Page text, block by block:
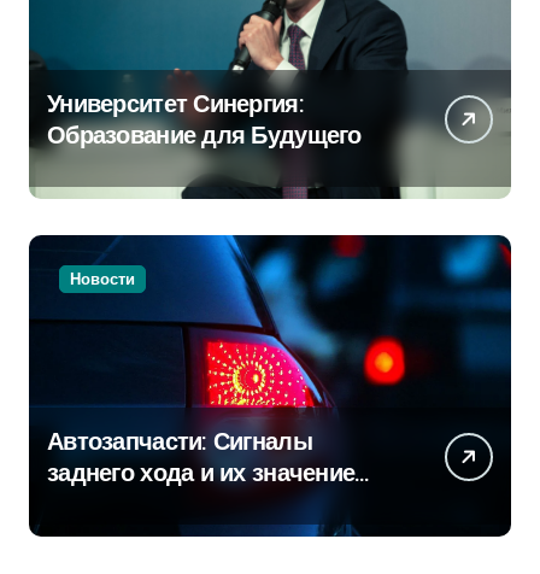
Университет Синергия:
Образование для Будущего
Новости
Автозапчасти: Сигналы
заднего хода и их значение
для безопасности на дороге